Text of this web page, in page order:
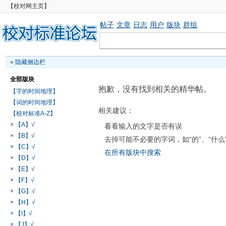
【校对网主页】
帖子 文章 日志 用户 版块 群组
« 隐藏侧边栏
全部版块
【字的时间地理】
【词的时间地理】
【校对标准A-Z】
× 【A】√
× 【B】√
× 【C】√
× 【D】√
× 【E】√
× 【F】√
× 【G】√
× 【H】√
× 【I】√
× 【J】√
抱歉，没有找到相关的精华帖。
相关建议：
看看输入的文字是否有误
去掉可能不必要的字词，如“的”、“什么
在所有版块中搜索